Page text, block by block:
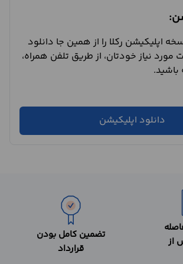
اپلیکیشن رکلا را از همین جا دانلود
مورد نیاز خودتان، از طریق تلفن همراه،
دانلود اپلیکیشن
از
تضمین کامل بودن
قرارداد